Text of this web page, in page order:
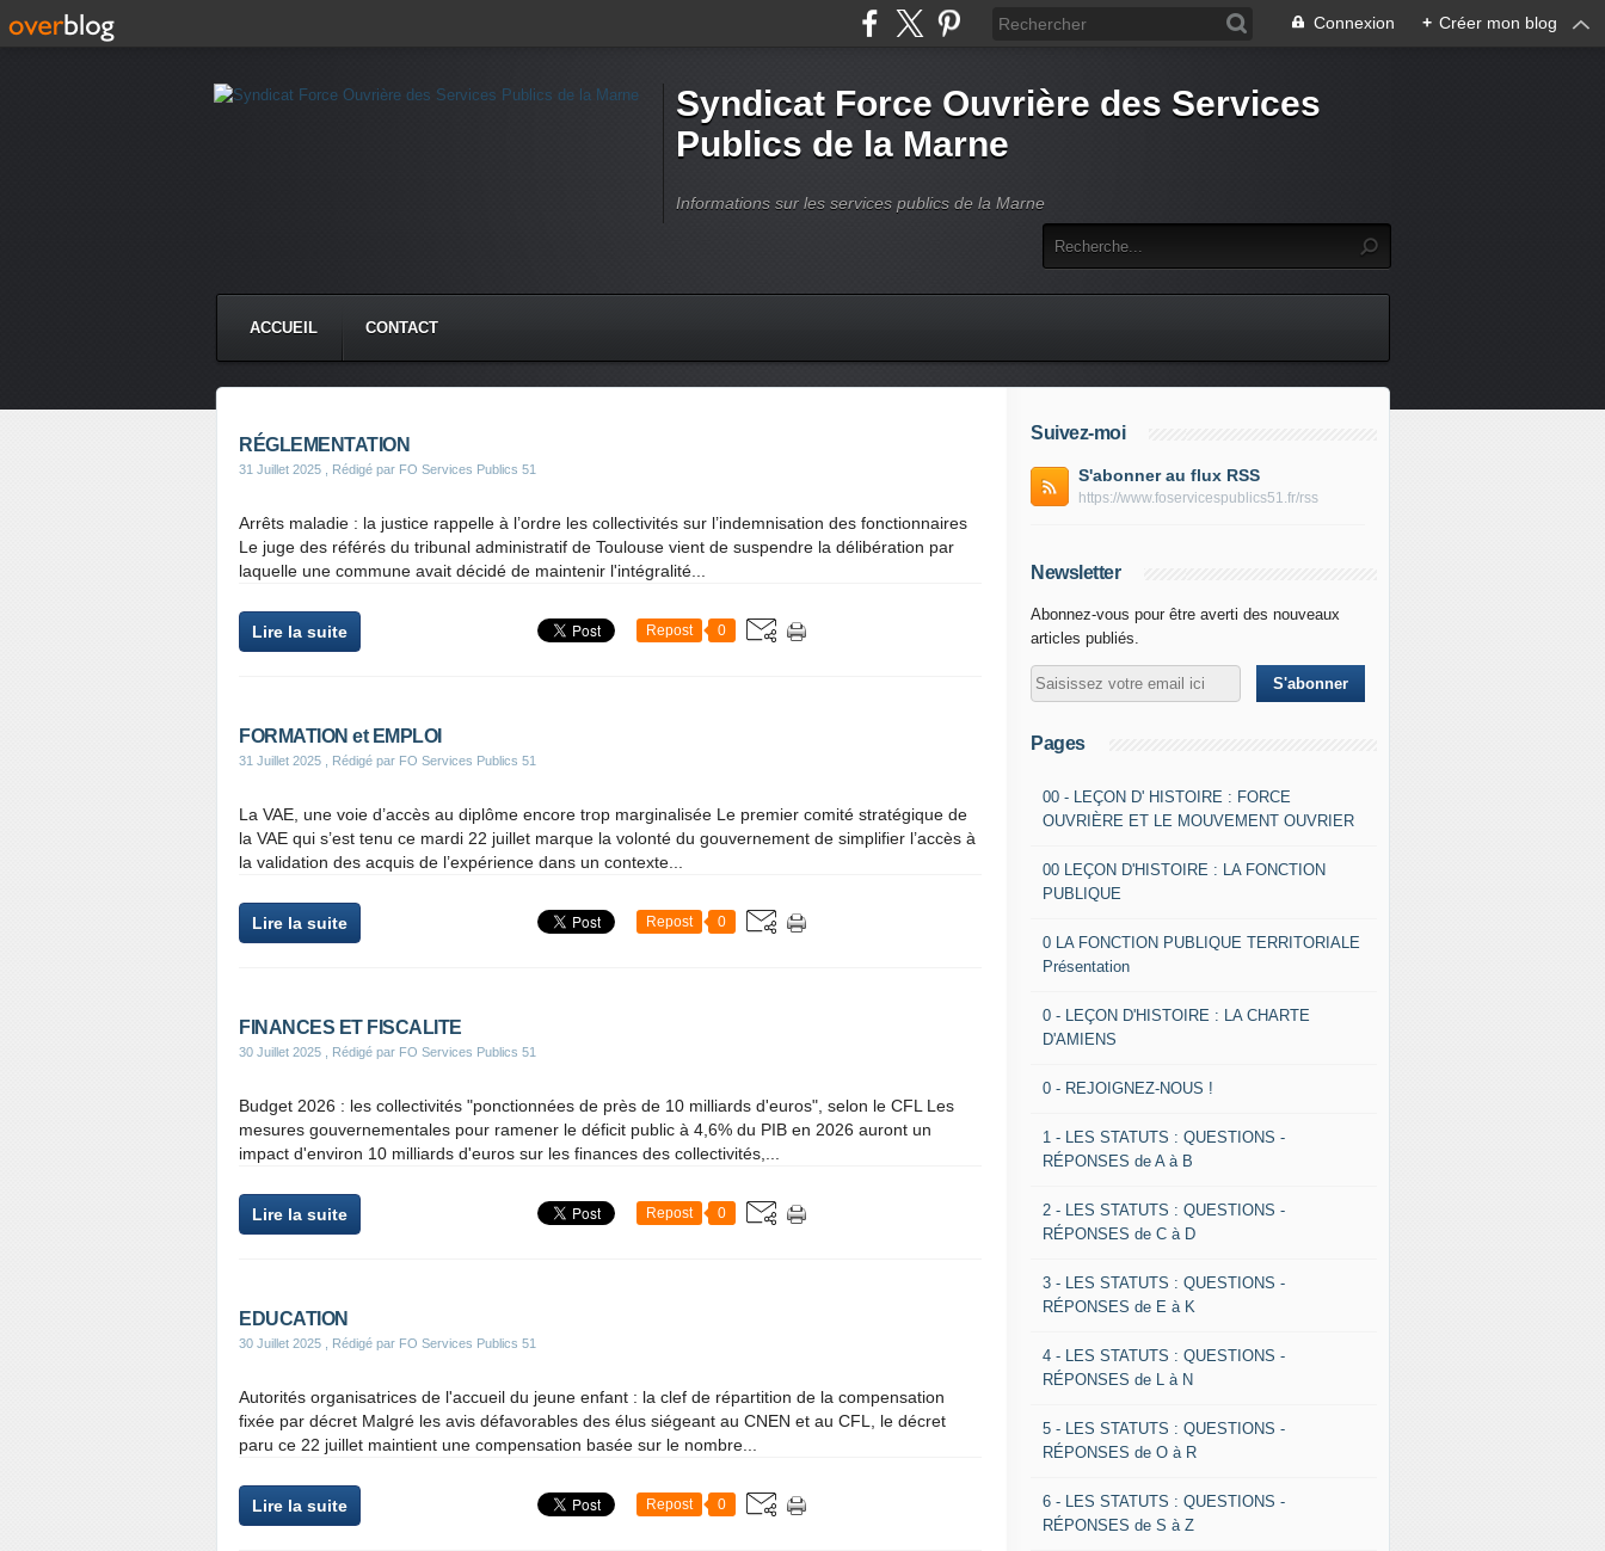
Connexion + Créer mon blog
Syndicat Force Ouvrière des Services
Publics de la Marne
Informations sur les services publics de la Marne
ACCUEIL CONTACT
RÉGLEMENTATION
31 Juillet 2025 , Rédigé par FO Services Publics 51
Arrêts maladie : la justice rappelle à l’ordre les collectivités sur l’indemnisation des fonctionnaires
Le juge des référés du tribunal administratif de Toulouse vient de suspendre la délibération par
laquelle une commune avait décidé de maintenir l'intégralité...
Lire la suite Repost 0
FORMATION et EMPLOI
31 Juillet 2025 , Rédigé par FO Services Publics 51
La VAE, une voie d’accès au diplôme encore trop marginalisée Le premier comité stratégique de
la VAE qui s’est tenu ce mardi 22 juillet marque la volonté du gouvernement de simplifier l’accès à
la validation des acquis de l’expérience dans un contexte...
Lire la suite Repost 0
FINANCES ET FISCALITE
30 Juillet 2025 , Rédigé par FO Services Publics 51
Budget 2026 : les collectivités "ponctionnées de près de 10 milliards d'euros", selon le CFL Les
mesures gouvernementales pour ramener le déficit public à 4,6% du PIB en 2026 auront un
impact d'environ 10 milliards d'euros sur les finances des collectivités,...
Lire la suite Repost 0
EDUCATION
30 Juillet 2025 , Rédigé par FO Services Publics 51
Autorités organisatrices de l'accueil du jeune enfant : la clef de répartition de la compensation
fixée par décret Malgré les avis défavorables des élus siégeant au CNEN et au CFL, le décret
paru ce 22 juillet maintient une compensation basée sur le nombre...
Lire la suite Repost 0
Suivez-moi
S'abonner au flux RSS
https://www.foservicespublics51.fr/rss
Newsletter
Abonnez-vous pour être averti des nouveaux
articles publiés.
Pages
00 - LEÇON D' HISTOIRE : FORCE
OUVRIÈRE ET LE MOUVEMENT OUVRIER
00 LEÇON D'HISTOIRE : LA FONCTION
PUBLIQUE
0 LA FONCTION PUBLIQUE TERRITORIALE
Présentation
0 - LEÇON D'HISTOIRE : LA CHARTE
D'AMIENS
0 - REJOIGNEZ-NOUS !
1 - LES STATUTS : QUESTIONS -
RÉPONSES de A à B
2 - LES STATUTS : QUESTIONS -
RÉPONSES de C à D
3 - LES STATUTS : QUESTIONS -
RÉPONSES de E à K
4 - LES STATUTS : QUESTIONS -
RÉPONSES de L à N
5 - LES STATUTS : QUESTIONS -
RÉPONSES de O à R
6 - LES STATUTS : QUESTIONS -
RÉPONSES de S à Z